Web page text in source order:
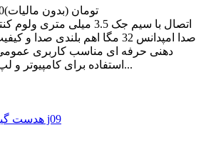
269,000 تومان (بدون مالیات)
صدا امپدانس 32 مگا اهم بلندی
دهنی حرفه ای مناسب کاربری
استفاده برای کامپیوتر و لپ تاپ و.. ارسال رایگان...